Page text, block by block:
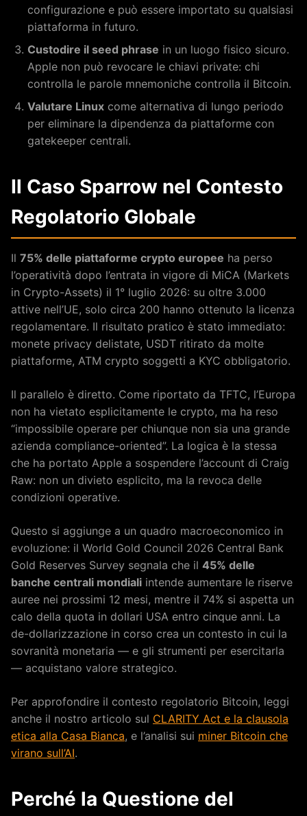
configurazione e può essere importato su qualsiasi
piattaforma in futuro.
Custodire il seed phrase in un luogo fisico sicuro.
Apple non può revocare le chiavi private: chi
controlla le parole mnemoniche controlla il Bitcoin.
Valutare Linux come alternativa di lungo periodo
per eliminare la dipendenza da piattaforme con
gatekeeper centrali.
Il Caso Sparrow nel Contesto
Regolatorio Globale
Il 75% delle piattaforme crypto europee ha perso
l’operatività dopo l’entrata in vigore di MiCA (Markets
in Crypto-Assets) il 1° luglio 2026: su oltre 3.000
attive nell’UE, solo circa 200 hanno ottenuto la licenza
regolamentare. Il risultato pratico è stato immediato:
monete privacy delistate, USDT ritirato da molte
piattaforme, ATM crypto soggetti a KYC obbligatorio.
Il parallelo è diretto. Come riportato da TFTC, l’Europa
non ha vietato esplicitamente le crypto, ma ha reso
“impossibile operare per chiunque non sia una grande
azienda compliance-oriented”. La logica è la stessa
che ha portato Apple a sospendere l’account di Craig
Raw: non un divieto esplicito, ma la revoca delle
condizioni operative.
Questo si aggiunge a un quadro macroeconomico in
evoluzione: il World Gold Council 2026 Central Bank
Gold Reserves Survey segnala che il 45% delle
banche centrali mondiali intende aumentare le riserve
auree nei prossimi 12 mesi, mentre il 74% si aspetta un
calo della quota in dollari USA entro cinque anni. La
de-dollarizzazione in corso crea un contesto in cui la
sovranità monetaria — e gli strumenti per esercitarla
— acquistano valore strategico.
Per approfondire il contesto regolatorio Bitcoin, leggi
anche il nostro articolo sul CLARITY Act e la clausola
etica alla Casa Bianca, e l’analisi sui miner Bitcoin che
virano sull’AI.
Perché la Questione del